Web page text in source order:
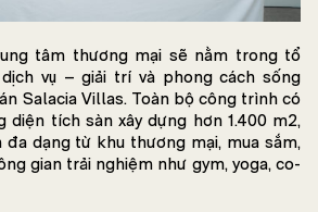
tâm thương mại sẽ nằm trong tổ
vụ – giải trí và phong cách sống
Salacia Villas. Toàn bộ công trình có
diện tích sàn xây dựng hơn 1.400 m2,
dạng từ khu thương mại, mua sắm,
gian trải nghiệm như gym, yoga, co-